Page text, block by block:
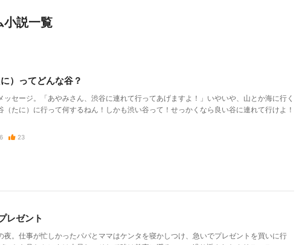
小説一覧
）ってどんな谷？
ッセージ。「あやみさん、渋谷に連れて行ってあげますよ！」いやいや、山とか海に行く
（たに）に行って何するねん！しかも渋い谷って！せっかくなら良い谷に連れて行けよ！
6 23
レゼント
夜。仕事が忙しかったパパとママはケンタを寝かしつけ、急いでプレゼントを買いに行